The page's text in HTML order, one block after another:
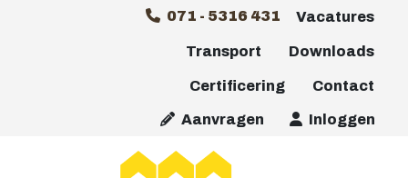
071 - 5316 431 Vacatures
Transport Downloads
Certificering Contact
Aanvragen Inloggen